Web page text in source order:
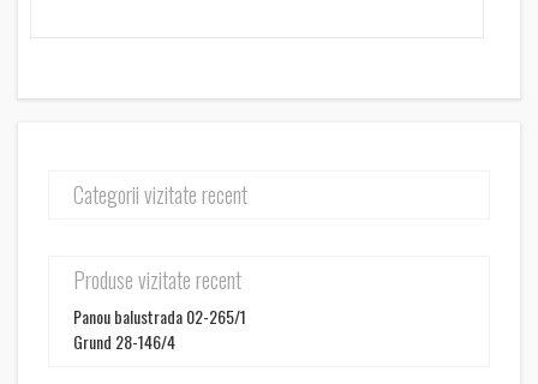
Categorii vizitate recent
Produse vizitate recent
Panou balustrada 02-265/1
Grund 28-146/4